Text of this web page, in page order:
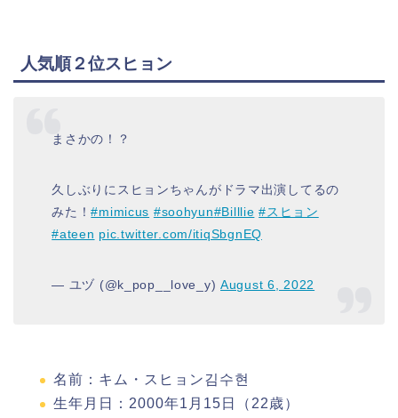
人気順２位スヒョン
まさかの！？
久しぶりにスヒョンちゃんがドラマ出演してるの
みた！#mimicus #soohyun#Billlie #スヒョン
#ateen pic.twitter.com/itiqSbgnEQ
— ユヅ (@k_pop__love_y)August 6, 2022
名前：キム・スヒョン김수현
生年月日：2000年1月15日（22歳）